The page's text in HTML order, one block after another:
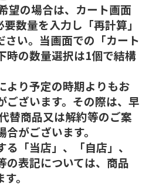
望の場合は、カート画面
数量を入力し「再計算」
さい。当画面での「カート
時の数量選択は1個で結構
り予定の時期よりもお
ございます。その際は、早
替商品又は解約等のご案
がございます。
「当店」、「自店」、
の表記については、商品
。